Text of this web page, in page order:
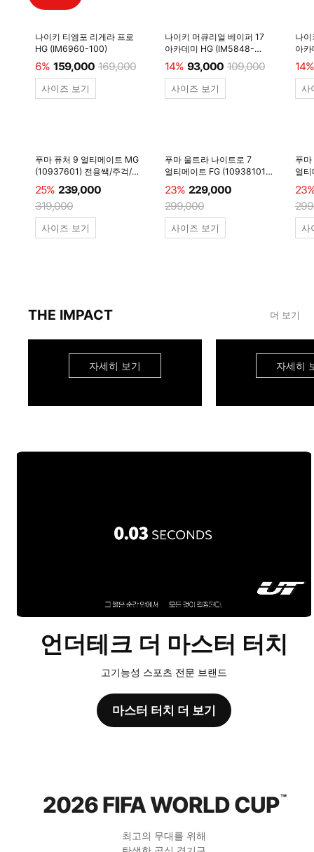
나이키 티엠포 리게라 프로
HG (IM6960-100)
6% 159,000 169,000
사이즈 보기
나이키 머큐리얼 베이퍼 17
아카데미 HG (IM5848-
600)
14% 93,000 109,000
사이즈 보기
나
아
14%
사
푸마 퓨처 9 얼티메이트 MG
(10937601) 전용쌕/주걱/
양말 #
25% 239,000
319,000
사이즈 보기
푸마 울트라 나이트로 7
얼티메이트 FG (10938101)
전용쌕/주걱/양말 #
23% 229,000
299,000
사이즈 보기
푸
얼
전
사
THE IMPACT 더 보기
자세히 보기 자세히
언더테크 더 마스터 터치
고기능성 스포츠 전문 브랜드
마스터 터치 더 보기
2026 FIFA WORLD CUP™
최고의 무대를 위해